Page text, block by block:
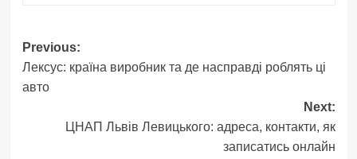
Post
navigation
Previous:
Лексус: країна виробник та де насправді роблять ці
авто
Next:
ЦНАП Львів Левицького: адреса, контакти, як
записатись онлайн